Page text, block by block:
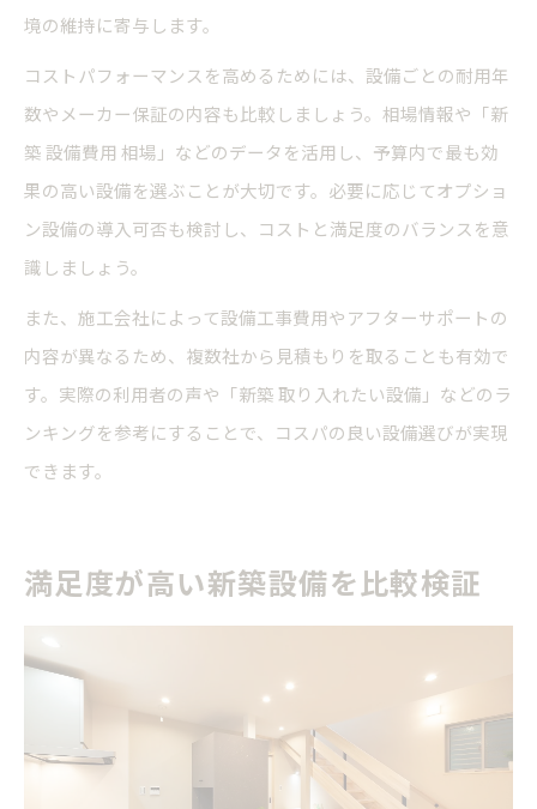
境の維持に寄与します。
コストパフォーマンスを高めるためには、設備ごとの耐用年
数やメーカー保証の内容も比較しましょう。相場情報や「新
築 設備費用 相場」などのデータを活用し、予算内で最も効
果の高い設備を選ぶことが大切です。必要に応じてオプショ
ン設備の導入可否も検討し、コストと満足度のバランスを意
識しましょう。
また、施工会社によって設備工事費用やアフターサポートの
内容が異なるため、複数社から見積もりを取ることも有効で
す。実際の利用者の声や「新築 取り入れたい設備」などのラ
ンキングを参考にすることで、コスパの良い設備選びが実現
できます。
満足度が高い新築設備を比較検証